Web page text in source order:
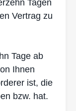
Vertrag zu
Tage ab
Ihnen
ist, die
bzw. hat.